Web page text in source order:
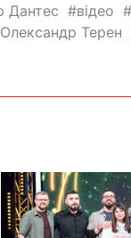
Дантес відео
Олександр Терен